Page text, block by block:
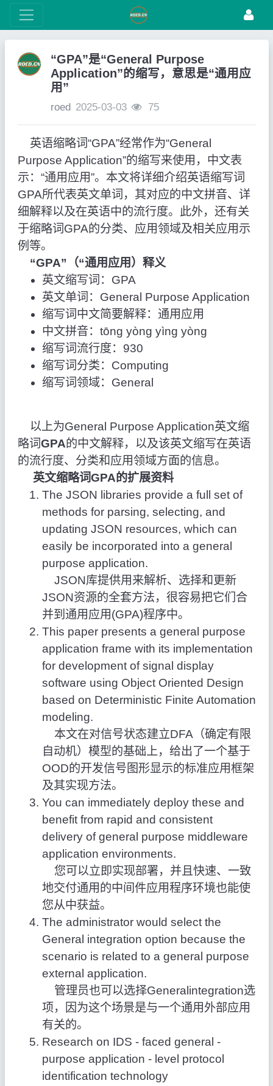
“GPA”是“General Purpose
Application”的缩写，意思是“通用应
用”
roed 2025-03-03 75
英语缩略词“GPA”经常作为“General
Purpose Application”的缩写来使用，中文表
示：“通用应用”。本文将详细介绍英语缩写词
GPA所代表英文单词，其对应的中文拼音、详
细解释以及在英语中的流行度。此外，还有关
于缩略词GPA的分类、应用领域及相关应用示
例等。
“GPA”（“通用应用）释义
英文缩写词：GPA
英文单词：General Purpose Application
缩写词中文简要解释：通用应用
中文拼音：tōng yòng yìng yòng
缩写词流行度：930
缩写词分类：Computing
缩写词领域：General
以上为General Purpose Application英文缩
略词GPA的中文解释，以及该英文缩写在英语
的流行度、分类和应用领域方面的信息。
英文缩略词GPA的扩展资料
The JSON libraries provide a full set of
methods for parsing, selecting, and
updating JSON resources, which can
easily be incorporated into a general
purpose application.
JSON库提供用来解析、选择和更新
JSON资源的全套方法，很容易把它们合
并到通用应用(GPA)程序中。
This paper presents a general purpose
application frame with its implementation
for development of signal display
software using Object Oriented Design
based on Deterministic Finite Automation
modeling.
本文在对信号状态建立DFA（确定有限
自动机）模型的基础上，给出了一个基于
OOD的开发信号图形显示的标准应用框架
及其实现方法。
You can immediately deploy these and
benefit from rapid and consistent
delivery of general purpose middleware
application environments.
您可以立即实现部署，并且快速、一致
地交付通用的中间件应用程序环境也能使
您从中获益。
The administrator would select the
General integration option because the
scenario is related to a general purpose
external application.
管理员也可以选择Generalintegration选
项，因为这个场景是与一个通用外部应用
有关的。
Research on IDS - faced general -
purpose application - level protocol
identification technology